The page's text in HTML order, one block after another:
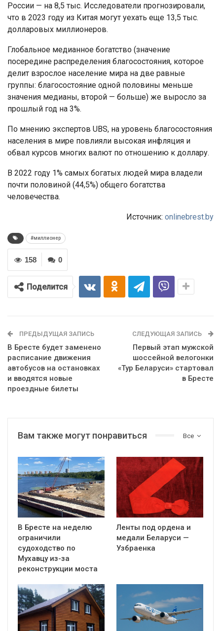
России — на 8,5 тыс. Исследователи прогнозировали,
что в 2023 году из Китая могут уехать еще 13,5 тыс.
долларовых миллионеров.
Глобальное медианное богатство (значение
посередине распределения благосостояния, которое
делит взрослое население мира на две равные
группы: благосостояние одной половины меньше
значения медианы, второй — больше) же выросло за
прошлый год на 3%.
По мнению экспертов UBS, на уровень благосостояния
населения в мире повлияли высокая инфляция и
обвал курсов многих валют по отношению к доллару.
В 2022 году 1% самых богатых людей мира владели
почти половиной (44,5%) общего богатства
человечества.
Источник: onlinebrest.by
#миллионер
0
158
Поделится
ПРЕДЫДУЩАЯ ЗАПИСЬ
В Бресте будет заменено
расписание движения
автобусов на остановках
и вводятся новые
проездные билеты
СЛЕДУЮЩАЯ ЗАПИСЬ
Первый этап мужской
шоссейной велогонки
«Тур Беларуси» стартовал
в Бресте
Все
Вам также могут понравиться
В Бресте на неделю
ограничили
судоходство по
Мухавцу из-за
реконструкции моста
Ленты под ордена и
медали Беларуси —
Узбраенка